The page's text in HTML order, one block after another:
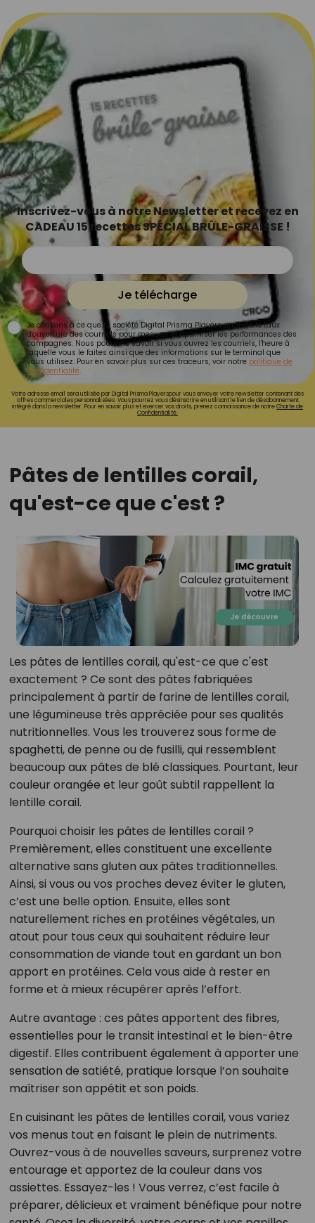
Inscrivez-vous à notre Newsletter et recevez en
CADEAU 15 recettes SPÉCIAL BRÛLE-GRAISSE !
Je télécharge
Je consens à ce que la société Digital Prisma Players analyse le taux
d'ouverture des courriels pour mesurer et optimiser les performances des
campagnes. Nous pourrons savoir si vous ouvrez les courriels, l'heure à
laquelle vous le faites ainsi que des informations sur le terminal que
vous utilisez. Pour en savoir plus sur ces traceurs, voir notre politique de
confidentialité.
Votre adresse email sera utilisée par Digital Prisma Playerspour vous envoyer votre newsletter contenant des
offres commerciales personnalisées. Vous pourrez vous désinscrire en utilisant le lien de désabonnement
intégré dans la newsletter. Pour en savoir plus et exercer vos droits, prenez connaissance de notreCharte de
Confidentialité.
Pâtes de lentilles corail,
qu'est-ce que c'est ?
Les pâtes de lentilles corail, qu'est-ce que c'est
exactement ? Ce sont des pâtes fabriquées
principalement à partir de farine de lentilles corail,
une légumineuse très appréciée pour ses qualités
nutritionnelles. Vous les trouverez sous forme de
spaghetti, de penne ou de fusilli, qui ressemblent
beaucoup aux pâtes de blé classiques. Pourtant, leur
couleur orangée et leur goût subtil rappellent la
lentille corail.
Pourquoi choisir les pâtes de lentilles corail ?
Premièrement, elles constituent une excellente
alternative sans gluten aux pâtes traditionnelles.
Ainsi, si vous ou vos proches devez éviter le gluten,
c’est une belle option. Ensuite, elles sont
naturellement riches en protéines végétales, un
atout pour tous ceux qui souhaitent réduire leur
consommation de viande tout en gardant un bon
apport en protéines. Cela vous aide à rester en
forme et à mieux récupérer après l’effort.
Autre avantage : ces pâtes apportent des fibres,
essentielles pour le transit intestinal et le bien-être
digestif. Elles contribuent également à apporter une
sensation de satiété, pratique lorsque l’on souhaite
maîtriser son appétit et son poids.
En cuisinant les pâtes de lentilles corail, vous variez
vos menus tout en faisant le plein de nutriments.
Ouvrez-vous à de nouvelles saveurs, surprenez votre
entourage et apportez de la couleur dans vos
assiettes. Essayez-les ! Vous verrez, c’est facile à
préparer, délicieux et vraiment bénéfique pour notre